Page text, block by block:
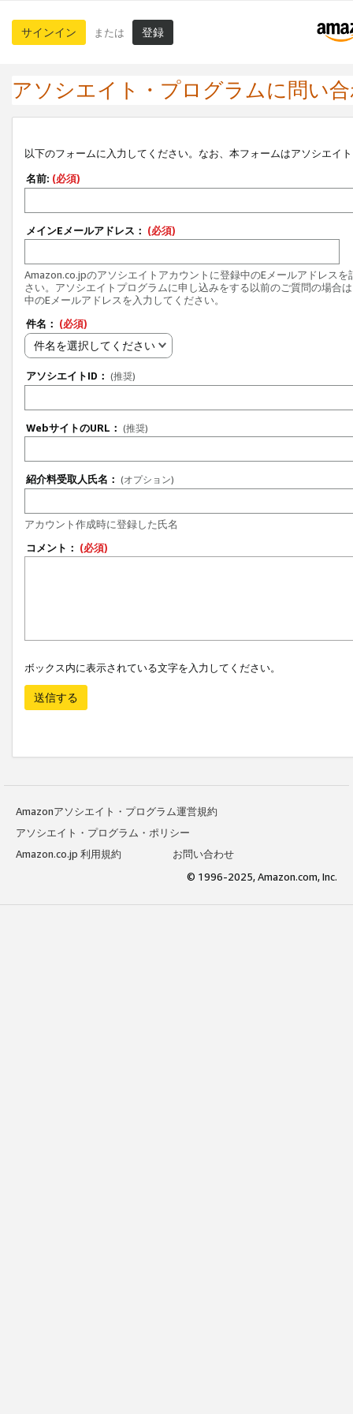
サインイン または 登録
アソシエイト・プログラムに問い
以下のフォームに入力してください。なお、本フォームはアソシエイ
名前: (必須)
メインEメールアドレス： (必須)
Amazon.co.jpのアソシエイトアカウントに登録中のEメールアドレスを
さい。アソシエイトプログラムに申し込みをする以前のご質問の場合
中のEメールアドレスを入力してください。
件名： (必須)
件名を選択してください
アソシエイトID： (推奨)
WebサイトのURL： (推奨)
紹介料受取人氏名： (オプション)
アカウント作成時に登録した氏名
コメント： (必須)
ボックス内に表示されている文字を入力してください。
送信する
Amazonアソシエイト・プログラム運営規約
アソシエイト・プログラム・ポリシー
Amazon.co.jp 利用規約
お問い合わせ
© 1996-2025, Amazon.com, Inc.